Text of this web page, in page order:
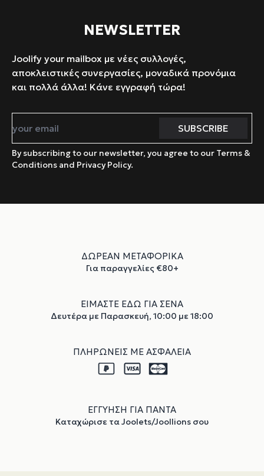
NEWSLETTER
Joolify your mailbox με νέες συλλογές,
αποκλειστικές συνεργασίες, μοναδικά προνόμια
και πολλά άλλα! Κάνε εγγραφή τώρα!
By subscribing to our newsletter, you agree to our Terms &
Conditions and Privacy Policy.
ΔΩΡΕΑΝ ΜΕΤΑΦΟΡΙΚΑ
Για παραγγελίες €80+
ΕΙΜΑΣΤΕ ΕΔΩ ΓΙΑ ΣΕΝΑ
Δευτέρα με Παρασκευή, 10:00 με 18:00
ΠΛΗΡΩΝΕΙΣ ΜΕ ΑΣΦΑΛΕΙΑ
ΕΓΓΥΗΣΗ ΓΙΑ ΠΑΝΤΑ
Καταχώρισε τα Joolets/Joollions σου